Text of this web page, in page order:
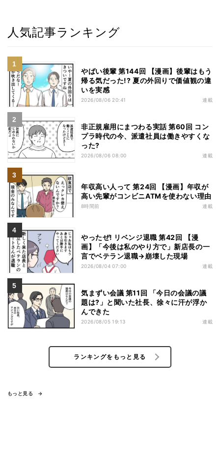
人気記事ランキング
やばい後輩 第144回 【漫画】後輩はもう
帰る気だった!? 夏の外回りで価値観の違
いを実感
2026/08/06 20:41 連載
非正規雇用にまつわる実話 第60回 コン
プラ時代の今、派遣社員は働きやすくな
った?
2026/08/06 08:00 連載
年収高い人って 第24回 【漫画】年収が
高い先輩がコンビニATMを使わない理由
8時間前 連載
やったぜ! リベンジ退職 第42回 【漫
画】「今後は私のやり方で」新店長の一
言でベテラン退職→崩壊した現場
2026/08/04 07:00 連載
気まずい会議 第11回 「今日の会議の議
題は?」と聞いた社長、徐々に汗が浮か
んできた
2026/08/05 19:13 連載
ランキングをもっと見る
もっと見る